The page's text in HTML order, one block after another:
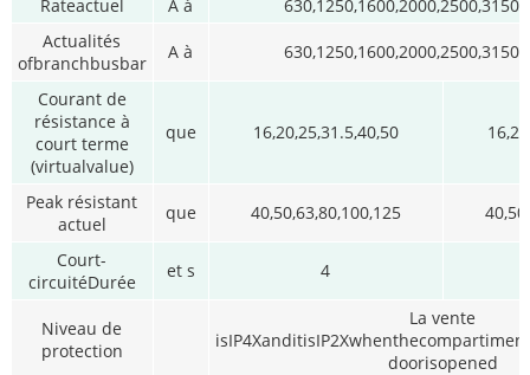
Rateactuel A à
Actualités
ofbranchbusbar
A à
Courant de
résistance à
court terme
(virtualvalue)
que 16,20,25,31.5,40,50
Peak résistant
actuel
que 40,50,63,80,100,125
Court-
circuitéDurée
et s 4
Niveau de
protection
La vente
doorisopened